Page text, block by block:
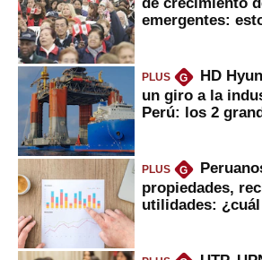
emergentes:
PLUS G
HD
un giro a la
Perú: los 2
PLUS G
propiedades,
utilidades: